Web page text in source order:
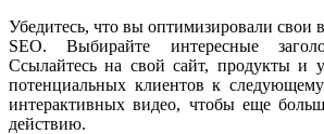
Убедитесь, что вы оптимизировали свои
SEO. Выбирайте интересные
Ссылайтесь на свой сайт, продукты и
потенциальных клиентов к
интерактивных видео, чтобы еще
действию.